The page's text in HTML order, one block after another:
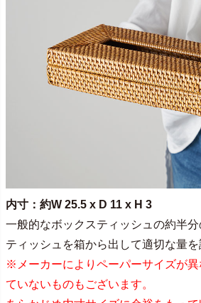
内寸：約W 25.5 x D 11 x H 3
一般的なボックスティッシュの約半分
ティッシュを箱から出して適切な量を
※メーカーによりペーパーサイズが
ていないものもございます。